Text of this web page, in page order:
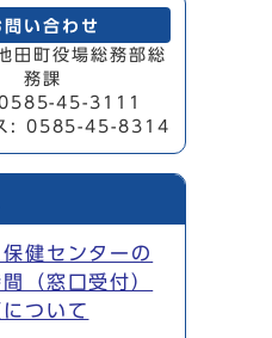
問い合わせ
田町役場総務部総
務課
45-3111
: 0585-45-8314
健センターの
（窓口受付）
ついて